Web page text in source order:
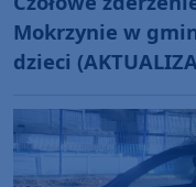
Mokrzynie w
dzieci